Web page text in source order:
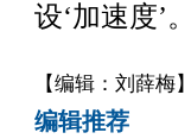
设‘加速度’
【编辑：刘薛梅】
编辑推荐